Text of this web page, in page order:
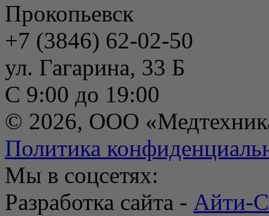
Прокопьевск
+7 (3846) 62-02-50
ул. Гагарина, 33 Б
С 9:00 до 19:00
© 2026, ООО
Политика
Мы в соцсетях:
Разработка сайта - Айти-